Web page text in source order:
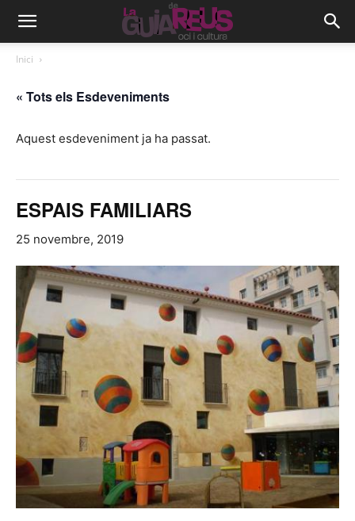
Inici
« Tots els Esdeveniments
Aquest esdeveniment ja ha passat.
ESPAIS FAMILIARS
25 novembre, 2019